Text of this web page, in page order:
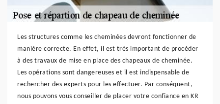
Les structures comme les cheminées devront fonctionner de
manière correcte. En effet, il est très important de procéder
à des travaux de mise en place des chapeaux de cheminée.
Les opérations sont dangereuses et il est indispensable de
rechercher des experts pour les effectuer. Par conséquent,
nous pouvons vous conseiller de placer votre confiance en KR